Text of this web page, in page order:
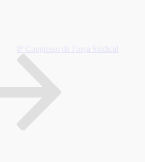
8º Congresso da Força Sindical